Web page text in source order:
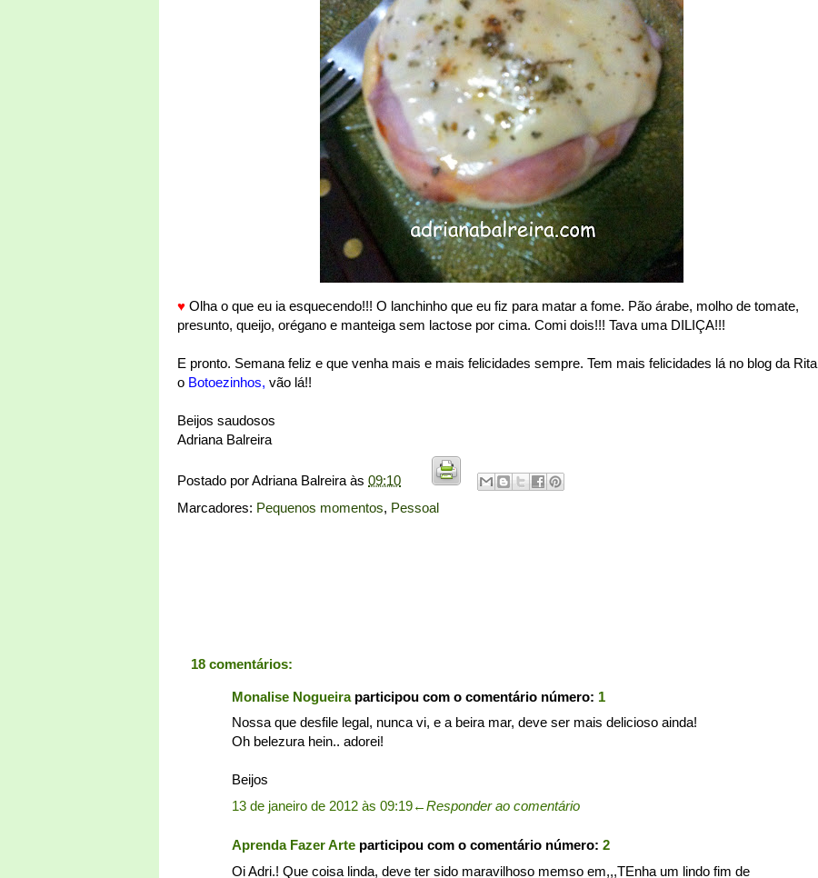
♥ Olha o que eu ia esquecendo!!! O lanchinho que eu fiz para matar a fome. Pão árabe, molho de tomate,
presunto, queijo, orégano e manteiga sem lactose por cima. Comi dois!!! Tava uma DILIÇA!!!
E pronto. Semana feliz e que venha mais e mais felicidades sempre. Tem mais felicidades lá no blog da Rita
o Botoezinhos, vão lá!!
Beijos saudosos
Adriana Balreira
Postado porAdriana Balreira às 09:10
Marcadores: Pequenos momentos, Pessoal
18 comentários:
Monalise Nogueiraparticipou com o comentário número: 1
Nossa que desfile legal, nunca vi, e a beira mar, deve ser mais delicioso ainda!
Oh belezura hein.. adorei!
Beijos
13 de janeiro de 2012 às 09:19←Responder ao comentário
Aprenda Fazer Arte participou com o comentário número: 2
Oi Adri.! Que coisa linda, deve ter sido maravilhoso memso em,,,TEnha um lindo fim de